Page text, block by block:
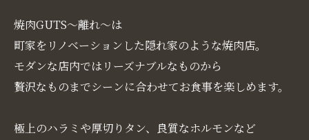
焼肉GUTS～離れ～は
町家をリノベーションした隠れ家のような焼肉店。
モダンな店内ではリーズナブルなものから
贅沢なものまでシーンに合わせてお食事を楽しめます。
極上のハラミや厚切りタン、良質なホルモンなど